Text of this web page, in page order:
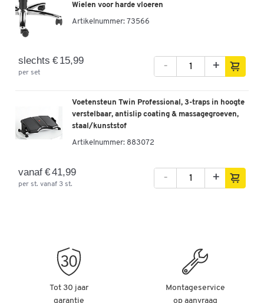
Wielen voor harde vloeren
Artikelnummer: 73566
slechts € 15,99
per set
- +
Voetensteun Twin Professional, 3-traps in hoogte
verstelbaar, antislip coating & massagegroeven,
staal/kunststof
Artikelnummer: 883072
vanaf € 41,99
per st. vanaf 3 st.
- +
Tot 30 jaar
garantie
Montageservice
op aanvraag